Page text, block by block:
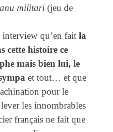
militari (jeu de
qu’en fait la
cette histoire ce
mais bien lui, le
et tout… et que
pour le
les innombrables
français ne fait que